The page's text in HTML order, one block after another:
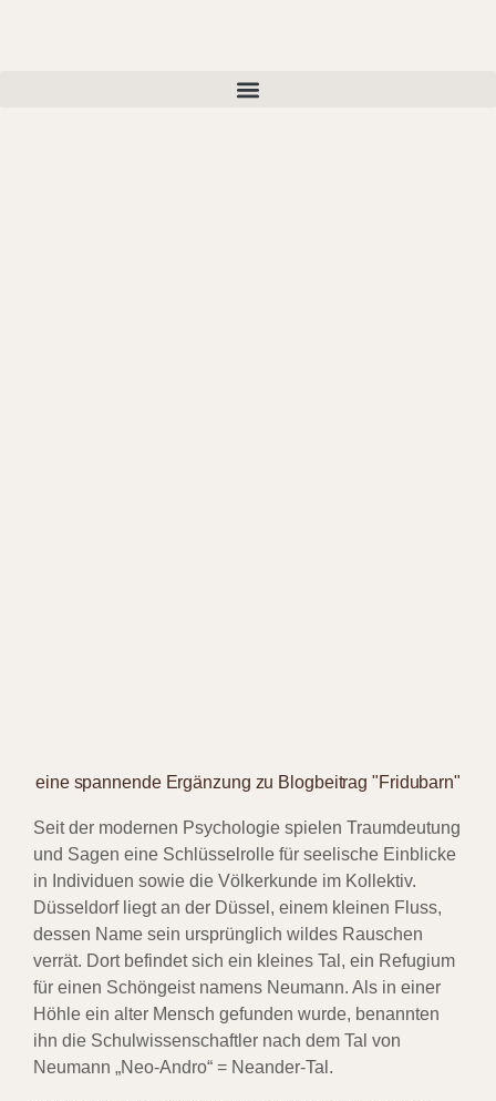
eine spannende Ergänzung zu Blogbeitrag "Fridubarn"
Seit der modernen Psychologie spielen Traumdeutung
und Sagen eine Schlüsselrolle für seelische Einblicke
in Individuen sowie die Völkerkunde im Kollektiv.
Düsseldorf liegt an der Düssel, einem kleinen Fluss,
dessen Name sein ursprünglich wildes Rauschen
verrät. Dort befindet sich ein kleines Tal, ein Refugium
für einen Schöngeist namens Neumann. Als in einer
Höhle ein alter Mensch gefunden wurde, benannten
ihn die Schulwissenschaftler nach dem Tal von
Neumann „Neo-Andro“ = Neander-Tal.